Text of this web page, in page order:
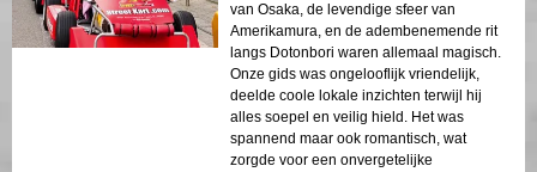
van Osaka, de levendige sfeer van
Amerikamura, en de adembenemende rit
langs Dotonbori waren allemaal magisch.
Onze gids was ongelooflijk vriendelijk,
deelde coole lokale inzichten terwijl hij
alles soepel en veilig hield. Het was
spannend maar ook romantisch, wat
zorgde voor een onvergetelijke